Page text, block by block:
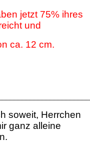
jetzt 75% ihres
und
ca. 12 cm.
soweit, Herrchen
ganz alleine